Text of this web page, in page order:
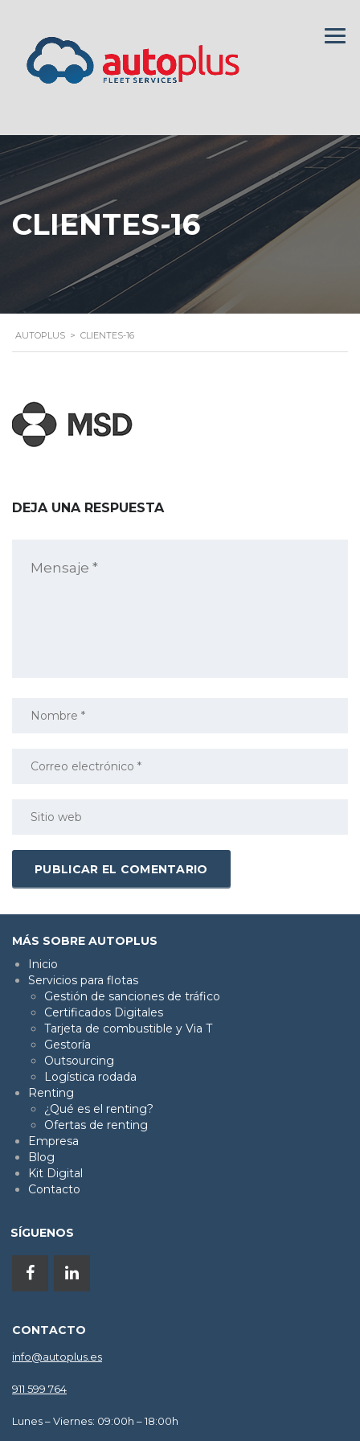
CLIENTES-16
AUTOPLUS > CLIENTES-16
DEJA UNA RESPUESTA
MÁS SOBRE AUTOPLUS
Inicio
Servicios para flotas
Gestión de sanciones de tráfico
Certificados Digitales
Tarjeta de combustible y Via T
Gestoría
Outsourcing
Logística rodada
Renting
¿Qué es el renting?
Ofertas de renting
Empresa
Blog
Kit Digital
Contacto
SÍGUENOS
CONTACTO
info@autoplus.es
911 599 764
Lunes – Viernes: 09:00h – 18:00h